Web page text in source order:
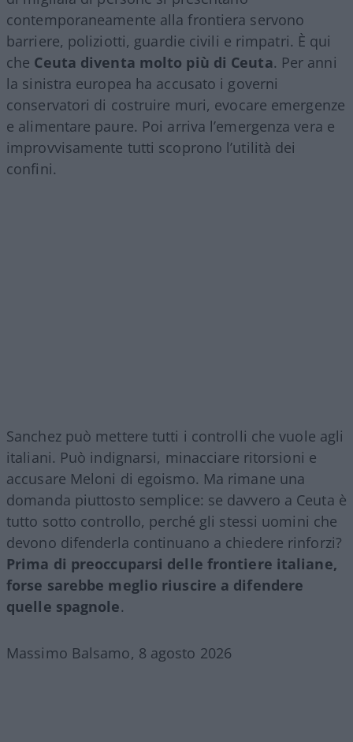
contemporaneamente alla frontiera servono
barriere, poliziotti, guardie civili e rimpatri. È qui
che Ceuta diventa molto più di Ceuta. Per anni
la sinistra europea ha accusato i governi
conservatori di costruire muri, evocare emergenze
e alimentare paure. Poi arriva l’emergenza vera e
improvvisamente tutti scoprono l’utilità dei
confini.
Sanchez può mettere tutti i controlli che vuole agli
italiani. Può indignarsi, minacciare ritorsioni e
accusare Meloni di egoismo. Ma rimane una
domanda piuttosto semplice: se davvero a Ceuta è
tutto sotto controllo, perché gli stessi uomini che
devono difenderla continuano a chiedere rinforzi?
Prima di preoccuparsi delle frontiere italiane,
forse sarebbe meglio riuscire a difendere
quelle spagnole.
Massimo Balsamo, 8 agosto 2026